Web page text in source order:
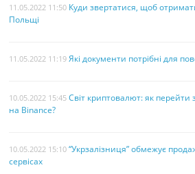
11.05.2022 11:50 Куди звертатися, щоб
Польщі
11.05.2022 11:19 Які документи потрібні для
10.05.2022 15:45 Світ криптовалют: як перейти
на Binance?
10.05.2022 15:10 “Укрзалізниця” обмежує
сервісах